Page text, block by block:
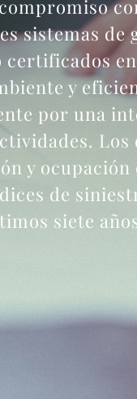
sistemas
certificados
y
por una
y ocupación
de
siete